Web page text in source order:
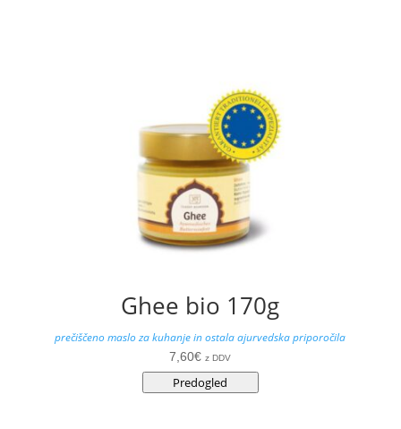
Ghee bio 170g
prečiščeno maslo za kuhanje in ostala ajurvedska priporočila
7,60€ z DDV
Predogled